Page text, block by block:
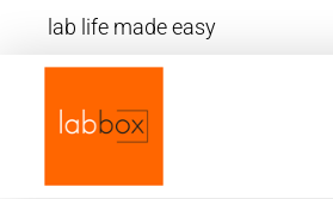
lab life made easy